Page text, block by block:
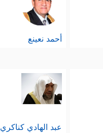
أحمد نعينع
عبد الهادي كناكري